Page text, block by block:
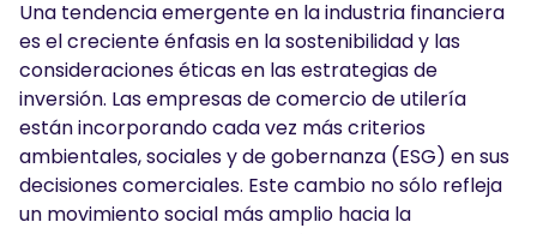
Una tendencia emergente en la industria financiera
es el creciente énfasis en la sostenibilidad y las
consideraciones éticas en las estrategias de
inversión. Las empresas de comercio de utilería
están incorporando cada vez más criterios
ambientales, sociales y de gobernanza (ESG) en sus
decisiones comerciales. Este cambio no sólo refleja
un movimiento social más amplio hacia la